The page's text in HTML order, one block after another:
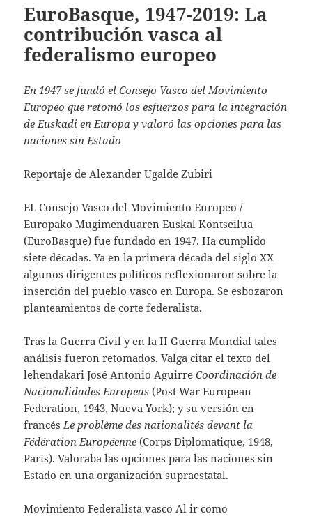
EuroBasque, 1947-2019: La
contribución vasca al
federalismo europeo
En 1947 se fundó el Consejo Vasco del Movimiento
Europeo que retomó los esfuerzos para la integración
de Euskadi en Europa y valoró las opciones para las
naciones sin Estado
Reportaje de Alexander Ugalde Zubiri
EL Consejo Vasco del Movimiento Europeo /
Europako Mugimenduaren Euskal Kontseilua
(EuroBasque) fue fundado en 1947. Ha cumplido
siete décadas. Ya en la primera década del siglo XX
algunos dirigentes políticos reflexionaron sobre la
inserción del pueblo vasco en Europa. Se esbozaron
planteamientos de corte federalista.
Tras la Guerra Civil y en la II Guerra Mundial tales
análisis fueron retomados. Valga citar el texto del
lehendakari José Antonio AguirreCoordinación de
Nacionalidades Europeas (Post War European
Federation, 1943, Nueva York); y su versión en
francés Le problème des nationalités devant la
Fédération Européenne (Corps Diplomatique, 1948,
París). Valoraba las opciones para las naciones sin
Estado en una organización supraestatal.
Movimiento Federalista vasco Al ir como